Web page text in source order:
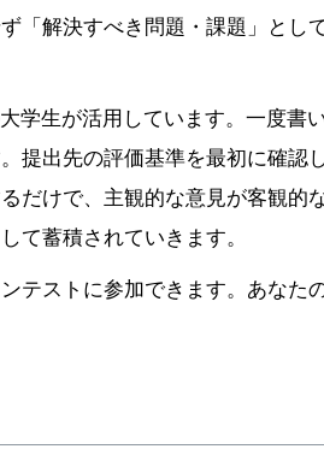
「解決すべき問題・課題」とし
学生が活用しています。一度書
提出先の評価基準を最初に確認
だけで、主観的な意見が客観的
て蓄積されていきます。
テストに参加できます。あなた